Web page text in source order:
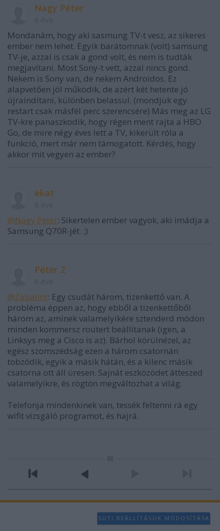
Nagy Péter
Mondanám, hogy aki sasmung TV-t vesz, az sikeres
ember nem lehet. Egyik barátomnak (volt) samsung
TV-je, azzal is csak a gond volt, és nem is tudták
megjavítani. Most Sony-t vett, azzal nincs gond.
Nekem is Sony van, de nekem Androidos. Ez
alapvetően jól működik, de azért két hetente jó
újraindítani, különben belassul. (mondjuk egy
restart csak másfél perc szerencsére) Más meg az LG
TV-kre panaszkodik, hogy régen ment rajta a HBO
Go, de mire négy éves lett a TV, kikerült róla a
funkció, mert már nem támogatott. Kérdés, hogy
akkor mit vegyen az ember?
ekat
@Nagy Péter: Sikertelen ember vagyok, aki imádja a
Samsung Q70R-jét. ;)
Péter 2
@Zabalint: Egy csudát három, tizenkettő van. A
probléma éppen az, hogy ebből a tizenkettőből
három az, aminek valamelyikére sztenderd módon
minden kommersz routert beállítanak (igen, a
Linksys meg a Cisco is az). Bárhol körülnézel, az
egész szomszédság ezen a három csatornán
tobzódik, egyik a másik hátán, és a kilenc másik
csatorna ott áll üresen. Sajnát eszközödet átteszed
valamelyikre, és rögtön megváltozhat a világ.
Telefonja mindenkinek van, tessék feltenni rá egy
wifit vizsgáló programot, és hajrá.
SÜTI BEÁLLÍTÁSOK MÓDOSÍTÁSA